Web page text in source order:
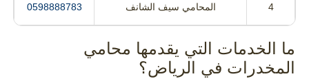
4 المحامي سيف الشانف 0598888783
ما الخدمات التي يقدمها محامي
المخدرات في الرياض؟